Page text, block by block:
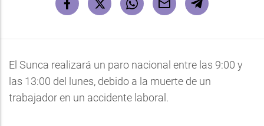
El Sunca realizará un paro nacional entre las 9:00 y
las 13:00 del lunes, debido a la muerte de un
trabajador en un accidente laboral.